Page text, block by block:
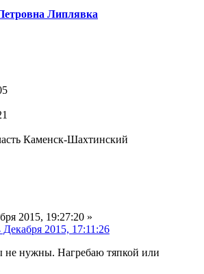
Липлявка
Каменск-Шахтинский
2015, 19:27:20 »
Декабря 2015, 17:11:26
не нужны. Нагребаю тяпкой или